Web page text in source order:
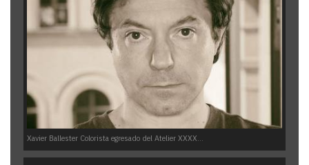
Xavier Ballester Colorista egresado del Atelier XXXX...